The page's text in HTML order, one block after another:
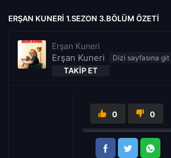
ERŞAN KUNERI 1.SEZON 3.BÖLÜM ÖZETI
Erşan Kuneri
Erşan Kuneri
TAKIP ET
0 0